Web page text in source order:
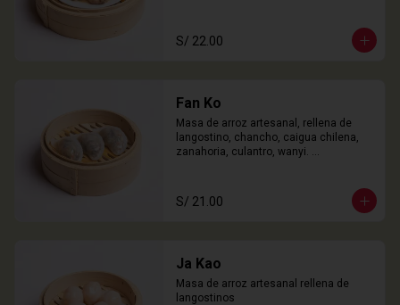
S/ 22.00
Fan Ko
Masa de arroz artesanal, rellena de
langostino, chancho, caigua chilena,
zanahoria, culantro, wanyi.
S/ 21.00
Ja Kao
Masa de arroz artesanal rellena de
langostinos